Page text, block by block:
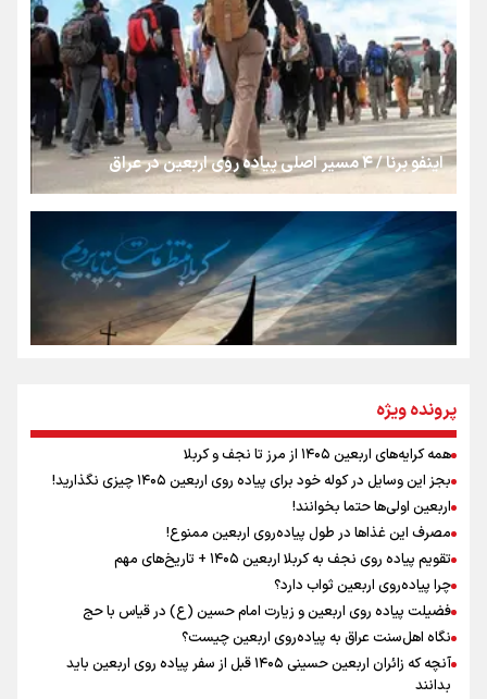
از طلوع خیابان‌ها تا غروب اشک
جمله‌ای که بغض چهارماهه را شکست؛ «آهای مردم، آقا از
تهران رفتند»
سه حسرتی که به دلم ماند
مومنِ مقتدرِ مظلوم
رابطه کارگر و کارفرما در اندیشه رهبر شهید: از تضاد به
زوجیت
اقتدار علمی و استقلال ملی؛ میراث رهبر شهید که با خون
ماندگار شد
اینفو برنا / ۴ مسیر اصلی پیاده روی اربعین در عراق
اینفو برنا / توصیه‌هایی طلایی برای پیاده روی اربعین
پرونده ویژه
همه کرایه‌های اربعین ۱۴۰۵ از مرز تا نجف و کربلا
بجز این وسایل در کوله خود برای پیاده روی اربعین ۱۴۰۵ چیزی نگذارید!
اربعین اولی‌ها حتما بخوانند!
مصرف این غذاها در طول پیاده‌روی اربعین ممنوع!
تقویم پیاده روی نجف به کربلا اربعین ۱۴۰۵ + تاریخ‌های مهم
چرا پیاده‌روی اربعین ثواب دارد؟
فضیلت پیاده روی اربعین و زیارت امام حسین (ع) در قیاس با حج
نگاه اهل‌سنت عراق به پیاده‌روی اربعین چیست؟
آنچه که زائران اربعین حسینی ۱۴۰۵ قبل از سفر پیاده روی اربعین باید
بدانند